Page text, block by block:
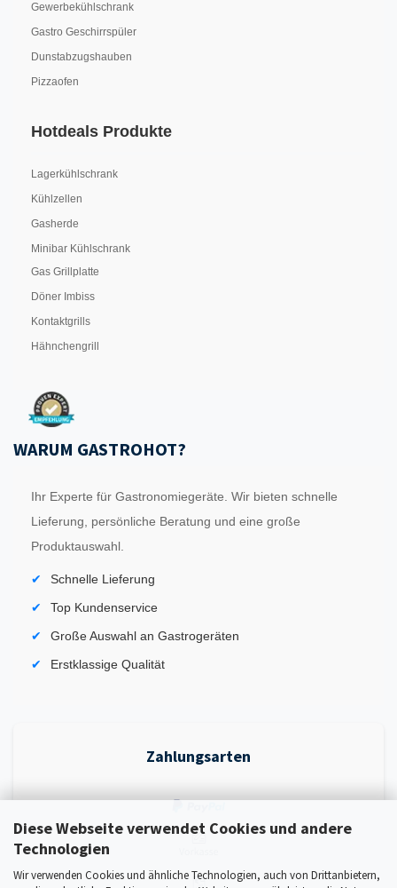
Diese Webseite verwendet Cookies und andere
Technologien
Wir verwenden Cookies und ähnliche Technologien, auch von Drittanbietern,
Gewerbekühlschrank
Gastro Geschirrspüler
Dunstabzugshauben
Pizzaofen
Hotdeals Produkte
Lagerkühlschrank
Kühlzellen
Gasherde
Minibar Kühlschrank
Gas Grillplatte
Döner Imbiss
Kontaktgrills
Hähnchengrill
WARUM GASTROHOT?
Ihr Experte für Gastronomiegeräte. Wir bieten schnelle
Lieferung, persönliche Beratung und eine große
Produktauswahl.
Schnelle Lieferung
Top Kundenservice
Große Auswahl an Gastrogeräten
Erstklassige Qualität
Zahlungsarten